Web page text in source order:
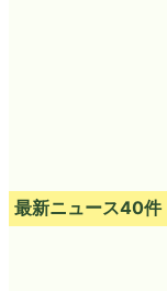
最新ニュース40件